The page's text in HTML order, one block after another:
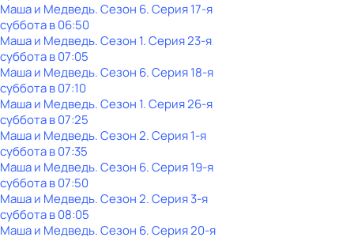
Маша и Медведь. Сезон 6. Серия 17-я
субботав06:50
Маша и Медведь. Сезон 1. Серия 23-я
субботав07:05
Маша и Медведь. Сезон 6. Серия 18-я
субботав07:10
Маша и Медведь. Сезон 1. Серия 26-я
субботав07:25
Маша и Медведь. Сезон 2. Серия 1-я
субботав07:35
Маша и Медведь. Сезон 6. Серия 19-я
субботав07:50
Маша и Медведь. Сезон 2. Серия 3-я
субботав08:05
Маша и Медведь. Сезон 6. Серия 20-я